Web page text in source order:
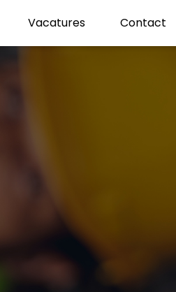
Vacatures Contact